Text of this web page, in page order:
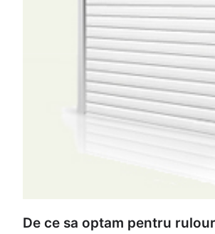
De ce sa optam pentru